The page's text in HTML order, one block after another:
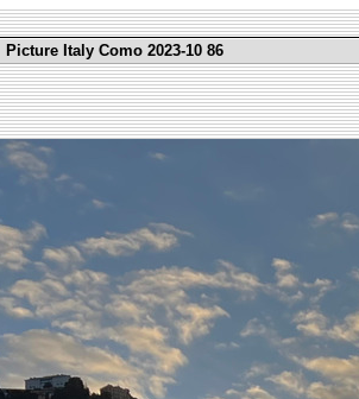
Picture Italy Como 2023-10 86